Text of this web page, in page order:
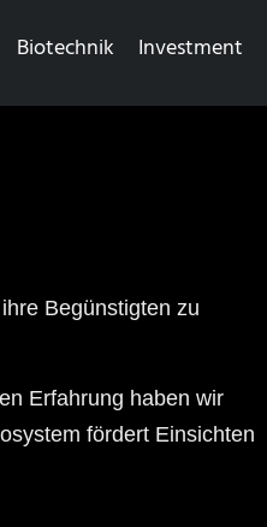
Biotechnik Investment
Begünstigten zu
Erfahrung haben wir
fördert Einsichten